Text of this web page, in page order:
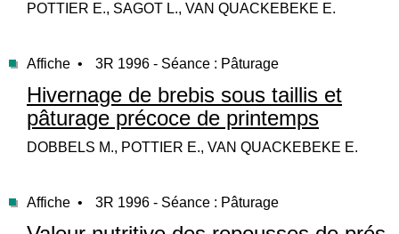
POTTIER E., SAGOT L., VAN QUACKEBEKE E.
Affiche • 3R 1996 - Séance : Pâturage
Hivernage de brebis sous taillis et
pâturage précoce de printemps
DOBBELS M., POTTIER E., VAN QUACKEBEKE E.
Affiche • 3R 1996 - Séance : Pâturage